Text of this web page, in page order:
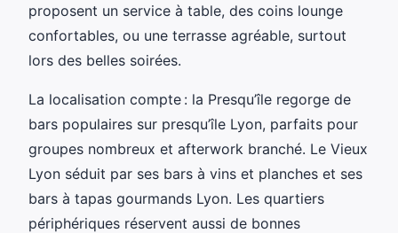
proposent un service à table, des coins lounge
confortables, ou une terrasse agréable, surtout
lors des belles soirées.
La localisation compte : la Presqu’île regorge de
bars populaires sur presqu’île Lyon, parfaits pour
groupes nombreux et afterwork branché. Le Vieux
Lyon séduit par ses bars à vins et planches et ses
bars à tapas gourmands Lyon. Les quartiers
périphériques réservent aussi de bonnes